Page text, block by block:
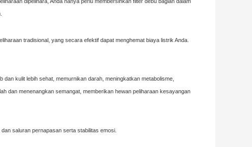
tradisional, yang secara efektif dapat menghemat biaya listrik Anda.
kulit lebih sehat, memurnikan darah, meningkatkan metabolisme,
dan menenangkan semangat, memberikan hewan peliharaan kesayangan
saluran pernapasan serta stabilitas emosi.